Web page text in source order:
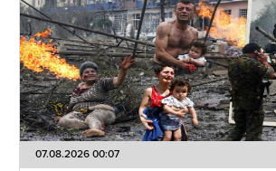
07.08.2026 00:07